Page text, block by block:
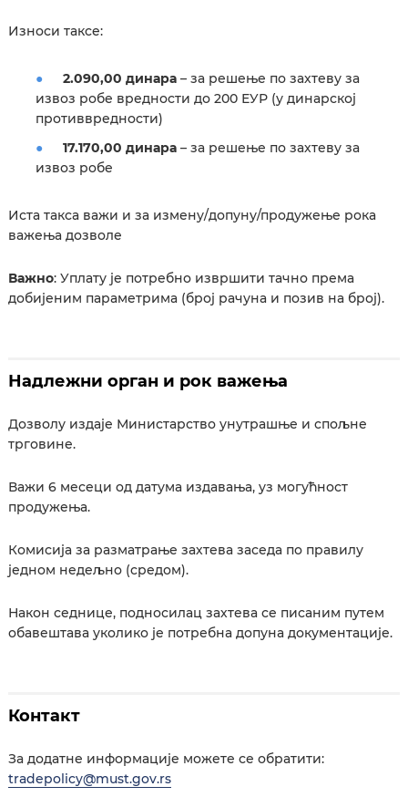
Износи таксе:
2.090,00 динара – за решење по захтеву за
извоз робе вредности до 200 ЕУР (у динарској
противвредности)
17.170,00 динара – за решење по захтеву за
извоз робе
Иста такса важи и за измену/допуну/продужење рока
важења дозволе
Важно: Уплату је потребно извршити тачно према
добијеним параметрима (број рачуна и позив на број).
Надлежни орган и рок важења
Дозволу издаје Министарство унутрашње и спољне
трговине.
Важи 6 месеци од датума издавања, уз могућност
продужења.
Комисија за разматрање захтева заседа по правилу
једном недељно (средом).
Након седнице, подносилац захтева се писаним путем
обавештава уколико је потребна допуна документације.
Контакт
За додатне информације можете се обратити:
tradepolicy@must.gov.rs